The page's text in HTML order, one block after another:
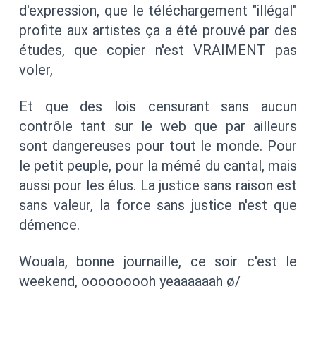
d'expression, que le téléchargement "illégal"
profite aux artistes ça a été prouvé par des
études, que copier n'est VRAIMENT pas
voler,
Et que des lois censurant sans aucun
contrôle tant sur le web que par ailleurs
sont dangereuses pour tout le monde. Pour
le petit peuple, pour la mémé du cantal, mais
aussi pour les élus. La justice sans raison est
sans valeur, la force sans justice n'est que
démence.
Wouala, bonne journaille, ce soir c'est le
weekend, ooooooooh yeaaaaaah ø/